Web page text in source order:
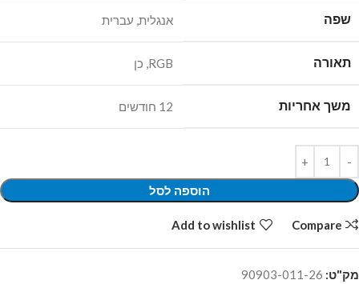
שפה אנגלית עברית
תאורה RGB כן
משך אחריות 12 חודשים
הוספה לסל
Compare
Add to wishlist
מק"ט: 90903-011-26